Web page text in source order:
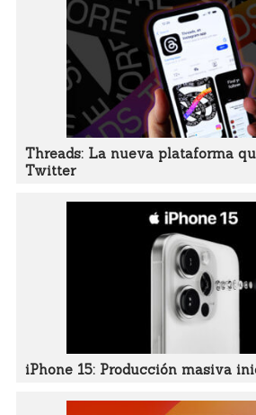
Threads: La nueva plataforma
Twitter
iPhone 15: Producción masiva